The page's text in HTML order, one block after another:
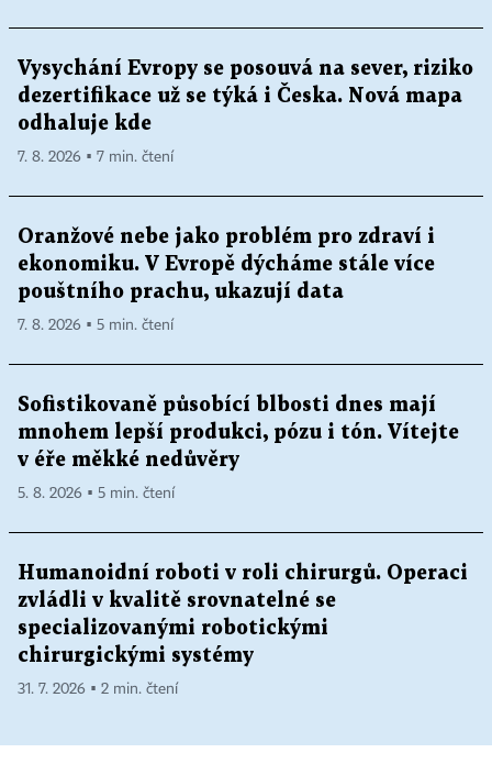
Vysychání Evropy se posouvá na sever, riziko
dezertifikace už se týká i Česka. Nová mapa
odhaluje kde
7. 8. 2026 ▪ 7 min. čtení
Oranžové nebe jako problém pro zdraví i
ekonomiku. V Evropě dýcháme stále více
pouštního prachu, ukazují data
7. 8. 2026 ▪ 5 min. čtení
Sofistikovaně působící blbosti dnes mají
mnohem lepší produkci, pózu i tón. Vítejte
v éře měkké nedůvěry
5. 8. 2026 ▪ 5 min. čtení
Humanoidní roboti v roli chirurgů. Operaci
zvládli v kvalitě srovnatelné se
specializovanými robotickými
chirurgickými systémy
31. 7. 2026 ▪ 2 min. čtení